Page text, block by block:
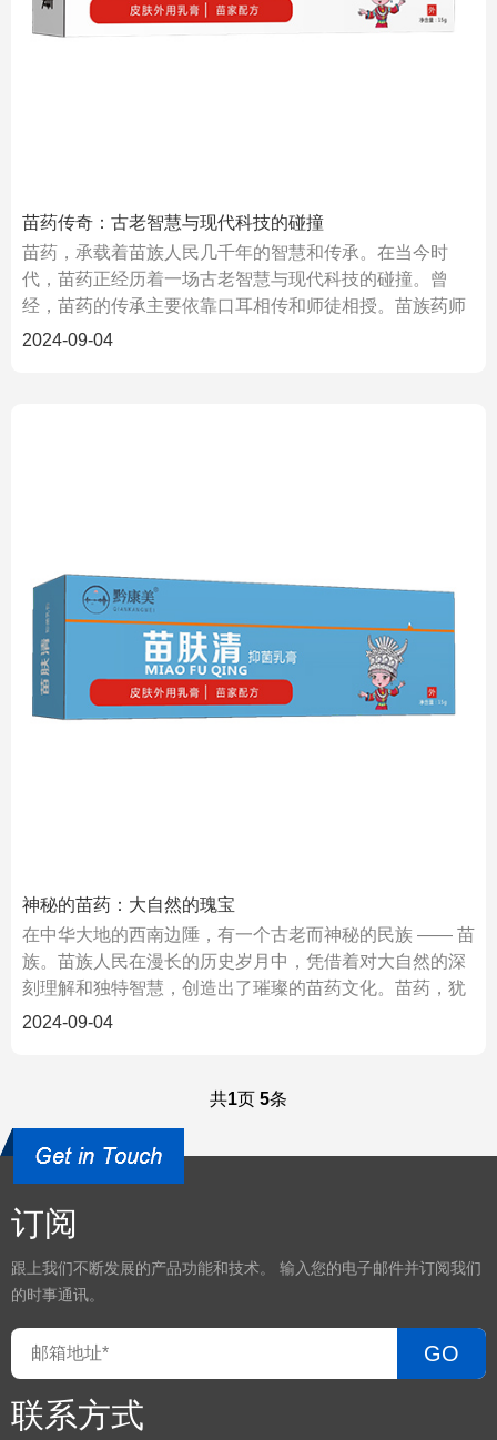
苗药传奇：古老智慧与现代科技的碰撞
苗药，承载着苗族人民几千年的智慧和传承。在当今时
代，苗药正经历着一场古老智慧与现代科技的碰撞。曾
经，苗药的传承主要依靠口耳相传和师徒相授。苗族药师
们凭借着丰富的
2024-09-04
神秘的苗药：大自然的瑰宝
在中华大地的西南边陲，有一个古老而神秘的民族 —— 苗
族。苗族人民在漫长的历史岁月中，凭借着对大自然的深
刻理解和独特智慧，创造出了璀璨的苗药文化。苗药，犹
如一颗
2024-09-04
共1页 5条
订阅
跟上我们不断发展的产品功能和技术。 输入您的电子邮件并订阅我们
的时事通讯。
GO
联系方式